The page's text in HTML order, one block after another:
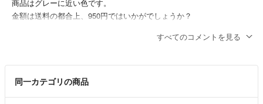
商品はグレーに近い色です。
金額は送料の都合上、950円ではいかがでしょうか？
はじめまして
商品を購入したいと思っています
すべてのコメントを見る
同一カテゴリの商品